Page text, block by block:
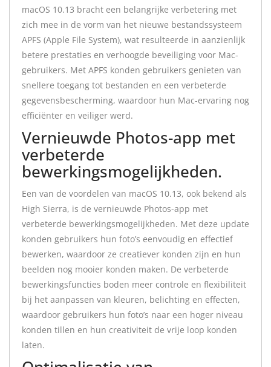
macOS 10.13 bracht een belangrijke verbetering met
zich mee in de vorm van het nieuwe bestandssysteem
APFS (Apple File System), wat resulteerde in aanzienlijk
betere prestaties en verhoogde beveiliging voor Mac-
gebruikers. Met APFS konden gebruikers genieten van
snellere toegang tot bestanden en een verbeterde
gegevensbescherming, waardoor hun Mac-ervaring nog
efficiënter en veiliger werd.
Vernieuwde Photos-app met
verbeterde
bewerkingsmogelijkheden.
Een van de voordelen van macOS 10.13, ook bekend als
High Sierra, is de vernieuwde Photos-app met
verbeterde bewerkingsmogelijkheden. Met deze update
konden gebruikers hun foto’s eenvoudig en effectief
bewerken, waardoor ze creatiever konden zijn en hun
beelden nog mooier konden maken. De verbeterde
bewerkingsfuncties boden meer controle en flexibiliteit
bij het aanpassen van kleuren, belichting en effecten,
waardoor gebruikers hun foto’s naar een hoger niveau
konden tillen en hun creativiteit de vrije loop konden
laten.